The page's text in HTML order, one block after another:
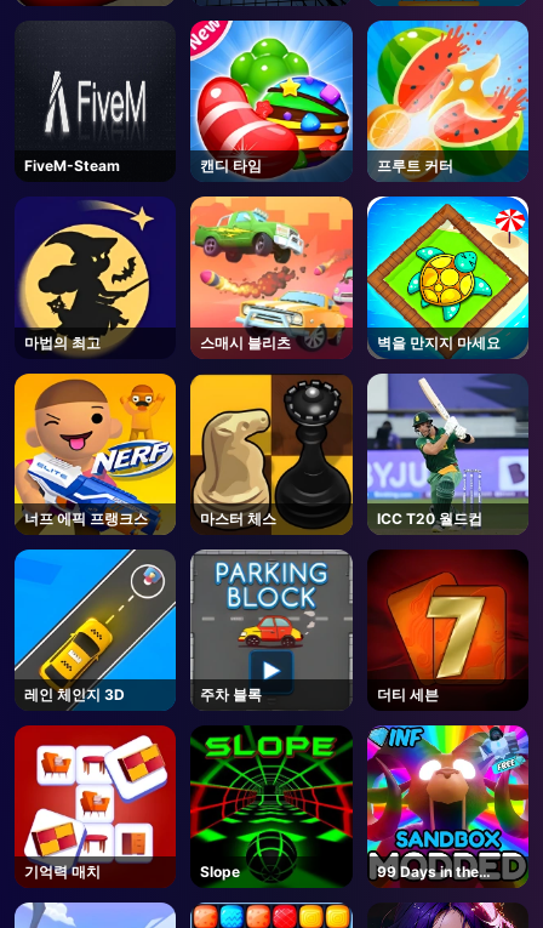
AD
Legends - Roblox
FiveM-Steam 캔디 타임 프루트 커터
마법의 최고 스매시 블리츠 벽을 만지지 마세요
너프 에픽 프랭크스 마스터 체스 ICC T20 월드컵
레인 체인지 3D 주차 블록 더티 세븐
기억력 매치 Slope
99 Days in the
Forest But
MODDED - Roblox